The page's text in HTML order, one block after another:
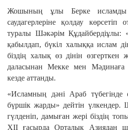
Жошының ұлы Берке исламды
саудагерлеріне қолдау
туралы Шәкәрім Құдайбердіұлы:
қабылдап, бүкіл халыққа ис­лам
біздің халық өз дінін
дала­сы­нан Мекке мен
кезде аттанды.
«Исламның дәні Араб түбегінде
бүршік жарды» дейтін үлкендер.
гүлде­ніп, дамыған жері біздің
ХІІ ғасырда Орталық Азия­дан